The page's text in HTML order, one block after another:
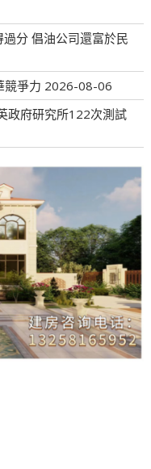
分 倡油公司還富於民
競爭力 2026-08-06
政府研究所122次測試